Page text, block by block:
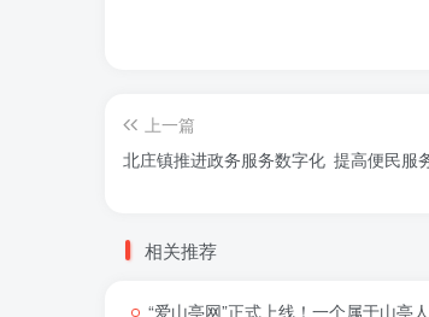
上一篇
北庄镇推进政务服务数字化 提高便民服
相关推荐
“爱山亭网”正式上线！一个属于山亭